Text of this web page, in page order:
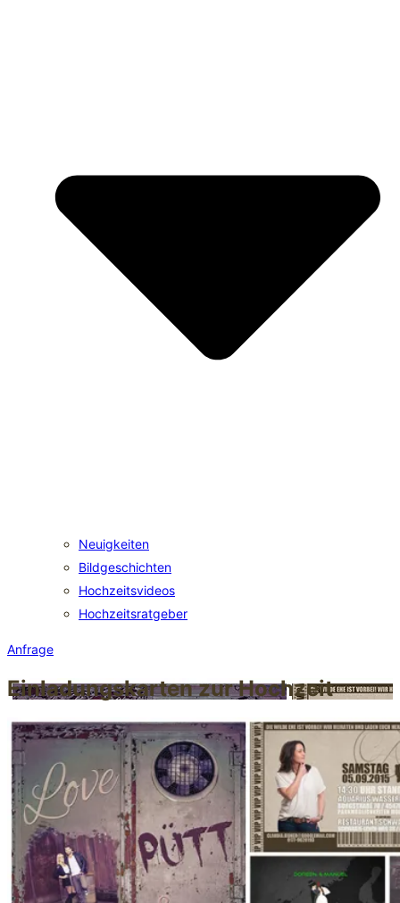
Neuigkeiten
Bildgeschichten
Hochzeitsvideos
Hochzeitsratgeber
Anfrage
Einladungskarten zur Hochzeit